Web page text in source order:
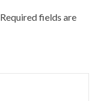
Required fields are